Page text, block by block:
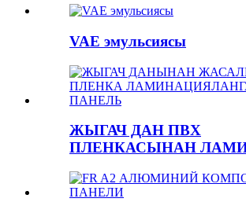
VAE эмульсиясы
ЖЫГАЧ ДАН ПВХ
ПЛЕНКАСЫНАН